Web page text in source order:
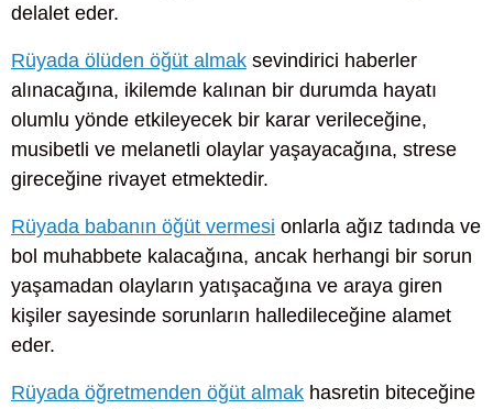
delalet eder.
Rüyada ölüden öğüt almak sevindirici haberler
alınacağına, ikilemde kalınan bir durumda hayatı
olumlu yönde etkileyecek bir karar verileceğine,
musibetli ve melanetli olaylar yaşayacağına, strese
gireceğine rivayet etmektedir.
Rüyada babanın öğüt vermesi onlarla ağız tadında ve
bol muhabbete kalacağına, ancak herhangi bir sorun
yaşamadan olayların yatışacağına ve araya giren
kişiler sayesinde sorunların halledileceğine alamet
eder.
Rüyada öğretmenden öğüt almak hasretin biteceğine